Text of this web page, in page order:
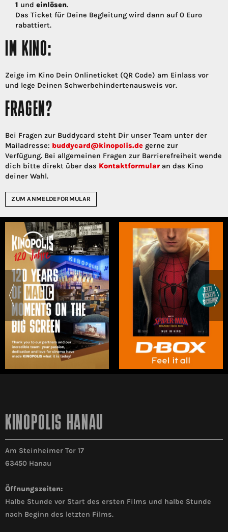
1 und einlösen.
Das Ticket für Deine Begleitung wird dann auf 0 Euro
rabattiert.
IM KINO:
Zeige im Kino Dein Onlineticket (QR Code) am Einlass vor
und lege Deinen Schwerbehindertenausweis vor.
FRAGEN?
Bei Fragen zur Buddycard steht Dir unser Team unter der
Mailadresse: buddycard@kinopolis.de gerne zur
Verfügung. Bei allgemeinen Fragen zur Barrierefreiheit wende
dich bitte direkt über das Kontaktformular an das Kino
deiner Wahl.
ZUM ANMELDEFORMULAR
KINOPOLIS HANAU
Am Steinheimer Tor 17
63450 Hanau
Öffnungszeiten:
Halbe Stunde vor Start des ersten Films und halbe Stunde
nach Beginn des letzten Films.